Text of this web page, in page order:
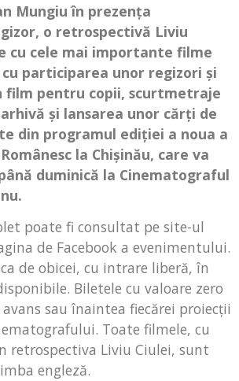
Mungiu în prezenţa
o retrospectivă Liviu
cu cele mai importante filme
participarea unor regizori şi
film pentru copii, scurtmetraje
şi lansarea unor cărţi de
din programul ediţiei a noua a
la Chişinău, care va
duminică la Cinematograful
poate fi consultat pe site-ul
de Facebook a evenimentului.
de obicei, cu intrare liberă, în
Biletele cu valoare zero
sau înaintea fiecărei proiecţii
Toate filmele, cu
retrospectiva Liviu Ciulei, sunt
engleză.